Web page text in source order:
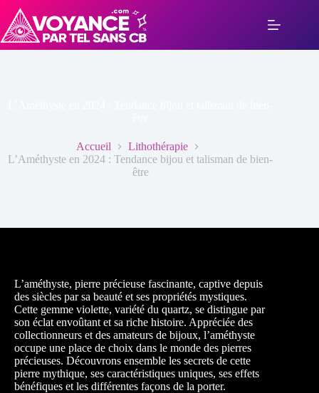
Passer
contenu
Accueil
Lithothérapie
L’Améthyste en 2024 : Tendance bijou et talisman de bien-
être
L’améthyste, pierre précieuse fascinante, captive depuis
des siècles par sa beauté et ses propriétés mystiques.
Cette gemme violette, variété du quartz, se distingue par
son éclat envoûtant et sa riche histoire. Appréciée des
collectionneurs et des amateurs de bijoux, l’améthyste
occupe une place de choix dans le monde des pierres
précieuses. Découvrons ensemble les secrets de cette
pierre mythique, ses caractéristiques uniques, ses effets
bénéfiques et les différentes façons de la porter.